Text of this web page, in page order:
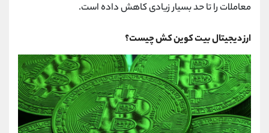
معاملات را تا حد بسیار زیادی کاهش داده است.
ارز دیجیتال بیت کوین کش چیست؟